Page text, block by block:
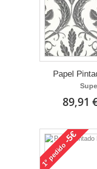
Papel
89,91
1°
pedido
-5€